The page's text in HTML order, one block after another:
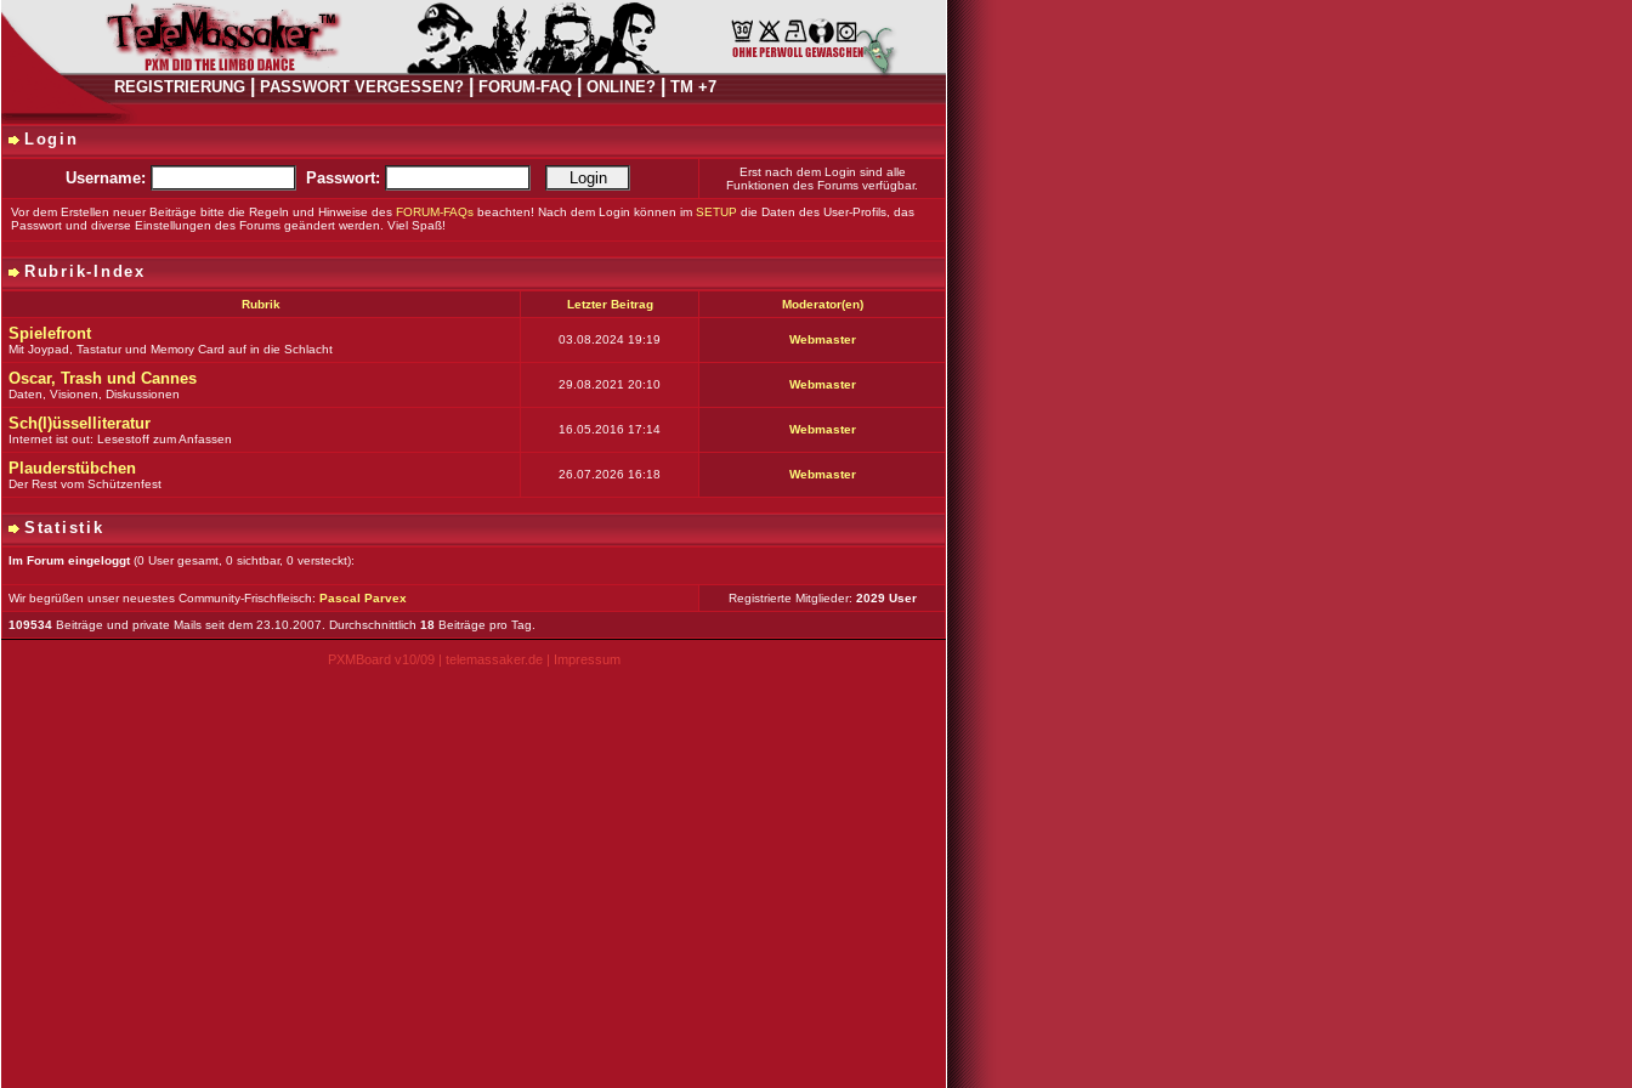
REGISTRIERUNG PASSWORT VERGESSEN? FORUM-FAQ ONLINE? TM +7
Login
Username: Passwort:
Erst nach dem Login sind alle
Funktionen des Forums verfügbar.
Vor dem Erstellen neuer Beiträge bitte die Regeln und Hinweise des FORUM-FAQs beachten! Nach dem Login können im SETUP die Daten des User-Profils, das
Passwort und diverse Einstellungen des Forums geändert werden. Viel Spaß!
Rubrik-Index
Rubrik Letzter Beitrag Moderator(en)
Spielefront
Mit Joypad, Tastatur und Memory Card auf in die Schlacht
03.08.2024 19:19 Webmaster
Oscar, Trash und Cannes
Daten, Visionen, Diskussionen
29.08.2021 20:10 Webmaster
Sch(l)üsselliteratur
Internet ist out: Lesestoff zum Anfassen
16.05.2016 17:14 Webmaster
Plauderstübchen
Der Rest vom Schützenfest
26.07.2026 16:18 Webmaster
Statistik
Im Forum eingeloggt(0 User gesamt, 0 sichtbar, 0 versteckt):
Wir begrüßen unser neuestes Community-Frischfleisch: Pascal Parvex Registrierte Mitglieder: 2029 User
109534 Beiträge und private Mails seit dem 23.10.2007. Durchschnittlich 18 Beiträge pro Tag.
PXMBoard v10/09| telemassaker.de| Impressum